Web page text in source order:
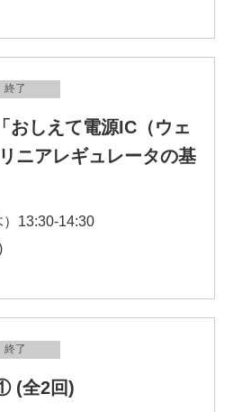
終了
おしえて電源IC（ウェ
ニアレギュレータの基
13:30-14:30
終了
(全2回)